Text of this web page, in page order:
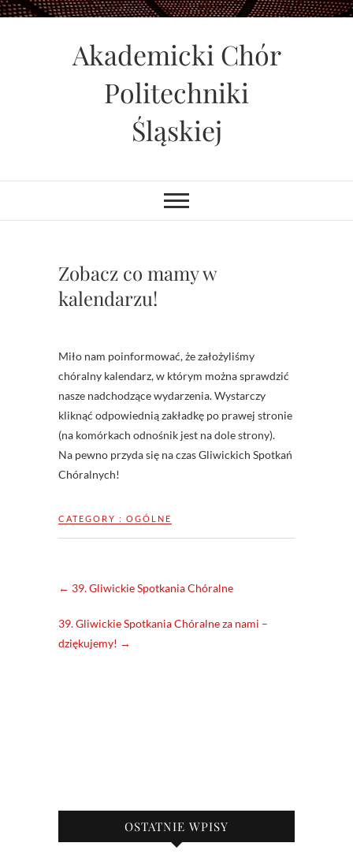
Skip
Akademicki Chór
Politechniki
Śląskiej
Zobacz co mamy w
kalendarzu!
Miło nam poinformować, że założyliśmy
chóralny kalendarz, w którym można sprawdzić
nasze nadchodzące wydarzenia. Wystarczy
kliknąć odpowiednią zakładkę po prawej stronie
(na komórkach odnośnik jest na dole strony).
Na pewno przyda się na czas Gliwickich Spotkań
Chóralnych!
CATEGORY : OGÓLNE
← 39. Gliwickie Spotkania Chóralne
39. Gliwickie Spotkania Chóralne za nami –
dziękujemy! →
OSTATNIE WPISY